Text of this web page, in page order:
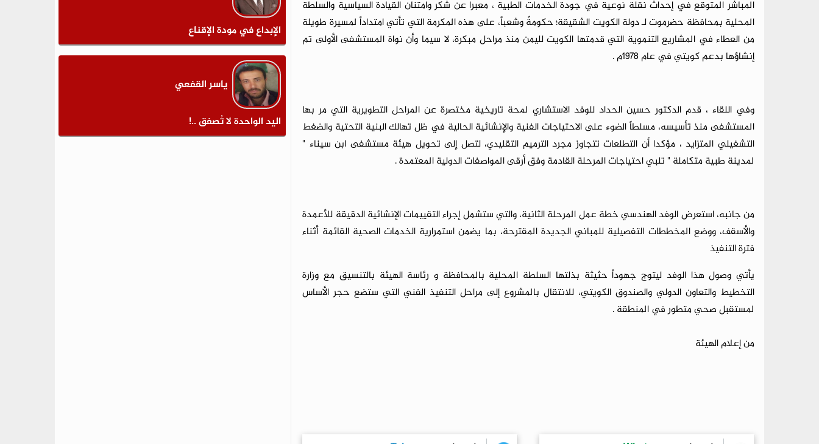
المباشر المتوقع في إحداث نقلة نوعية في جودة الخدمات الطبية ، معبرا عن شكر وامتنان القيادة السياسية والسلطة
المحلية بمحافظة حضرموت لـ دولة الكويت الشقيقة؛ حكومةً وشعباً، على هذه المكرمة التي تأتي امتداداً لمسيرة طويلة
من العطاء في المشاريع التنموية التي قدمتها الكويت لليمن منذ مراحل مبكرة، لا سيما وأن نواة المستشفى الأولى تم
إنشاؤها بدعم كويتي في عام 1978م .
وفي اللقاء ، قدم الدكتور حسين الحداد للوفد الاستشاري لمحة تاريخية مختصرة عن المراحل التطويرية التي مر بها
المستشفى منذ تأسيسه، مسلطاً الضوء على الاحتياجات الفنية والإنشائية الحالية في ظل تهالك البنية التحتية والضغط
التشغيلي المتزايد ، مؤكدا أن التطلعات تتجاوز مجرد الترميم التقليدي، لتصل إلى تحويل هيئة مستشفى ابن سيناء "
لمدينة طبية متكاملة " تلبي احتياجات المرحلة القادمة وفق أرقى المواصفات الدولية المعتمدة .
من جانبه، استعرض الوفد الهندسي خطة عمل المرحلة الثانية، والتي ستشمل إجراء التقييمات الإنشائية الدقيقة للأعمدة
والأسقف، ووضع المخططات التفصيلية للمباني الجديدة المقترحة، بما يضمن استمرارية الخدمات الصحية القائمة أثناء
فترة التنفيذ
يأتي وصول هذا الوفد ليتوج جهوداً حثيثة بذلتها السلطة المحلية بالمحافظة و رئاسة الهيئة بالتنسيق مع وزارة
التخطيط والتعاون الدولي والصندوق الكويتي، للانتقال بالمشروع إلى مراحل التنفيذ الفني التي ستضع حجر الأساس
لمستقبل صحي متطور في المنطقة .
من إعلام الهيئة
الإبداع في مودة الإقناع
ياسر القفعي
اليد الواحدة لا تُصفق ..!